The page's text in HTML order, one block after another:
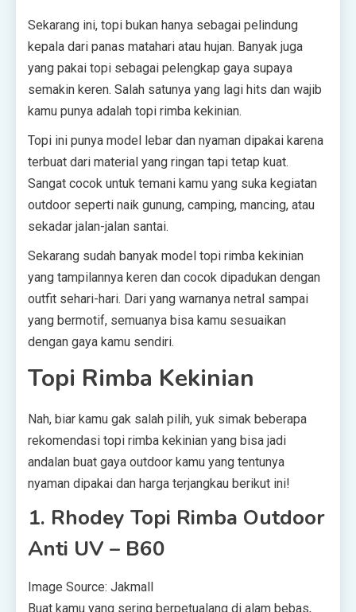
Sekarang ini, topi bukan hanya sebagai pelindung
kepala dari panas matahari atau hujan. Banyak juga
yang pakai topi sebagai pelengkap gaya supaya
semakin keren. Salah satunya yang lagi hits dan wajib
kamu punya adalah topi rimba kekinian.
Topi ini punya model lebar dan nyaman dipakai karena
terbuat dari material yang ringan tapi tetap kuat.
Sangat cocok untuk temani kamu yang suka kegiatan
outdoor seperti naik gunung, camping, mancing, atau
sekadar jalan-jalan santai.
Sekarang sudah banyak model topi rimba kekinian
yang tampilannya keren dan cocok dipadukan dengan
outfit sehari-hari. Dari yang warnanya netral sampai
yang bermotif, semuanya bisa kamu sesuaikan
dengan gaya kamu sendiri.
Topi Rimba Kekinian
Nah, biar kamu gak salah pilih, yuk simak beberapa
rekomendasi topi rimba kekinian yang bisa jadi
andalan buat gaya outdoor kamu yang tentunya
nyaman dipakai dan harga terjangkau berikut ini!
1. Rhodey Topi Rimba Outdoor
Anti UV – B60
Image Source: Jakmall
Buat kamu yang sering berpetualang di alam bebas,